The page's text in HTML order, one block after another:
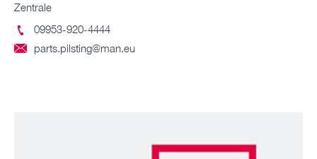
Zentrale

09953-920-4444

parts.pilsting@man.eu